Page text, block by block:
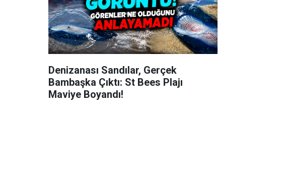
Denizanası Sandılar, Gerçek
Bambaşka Çıktı: St Bees Plajı
Maviye Boyandı!